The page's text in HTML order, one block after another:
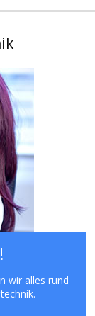
wir alles rund